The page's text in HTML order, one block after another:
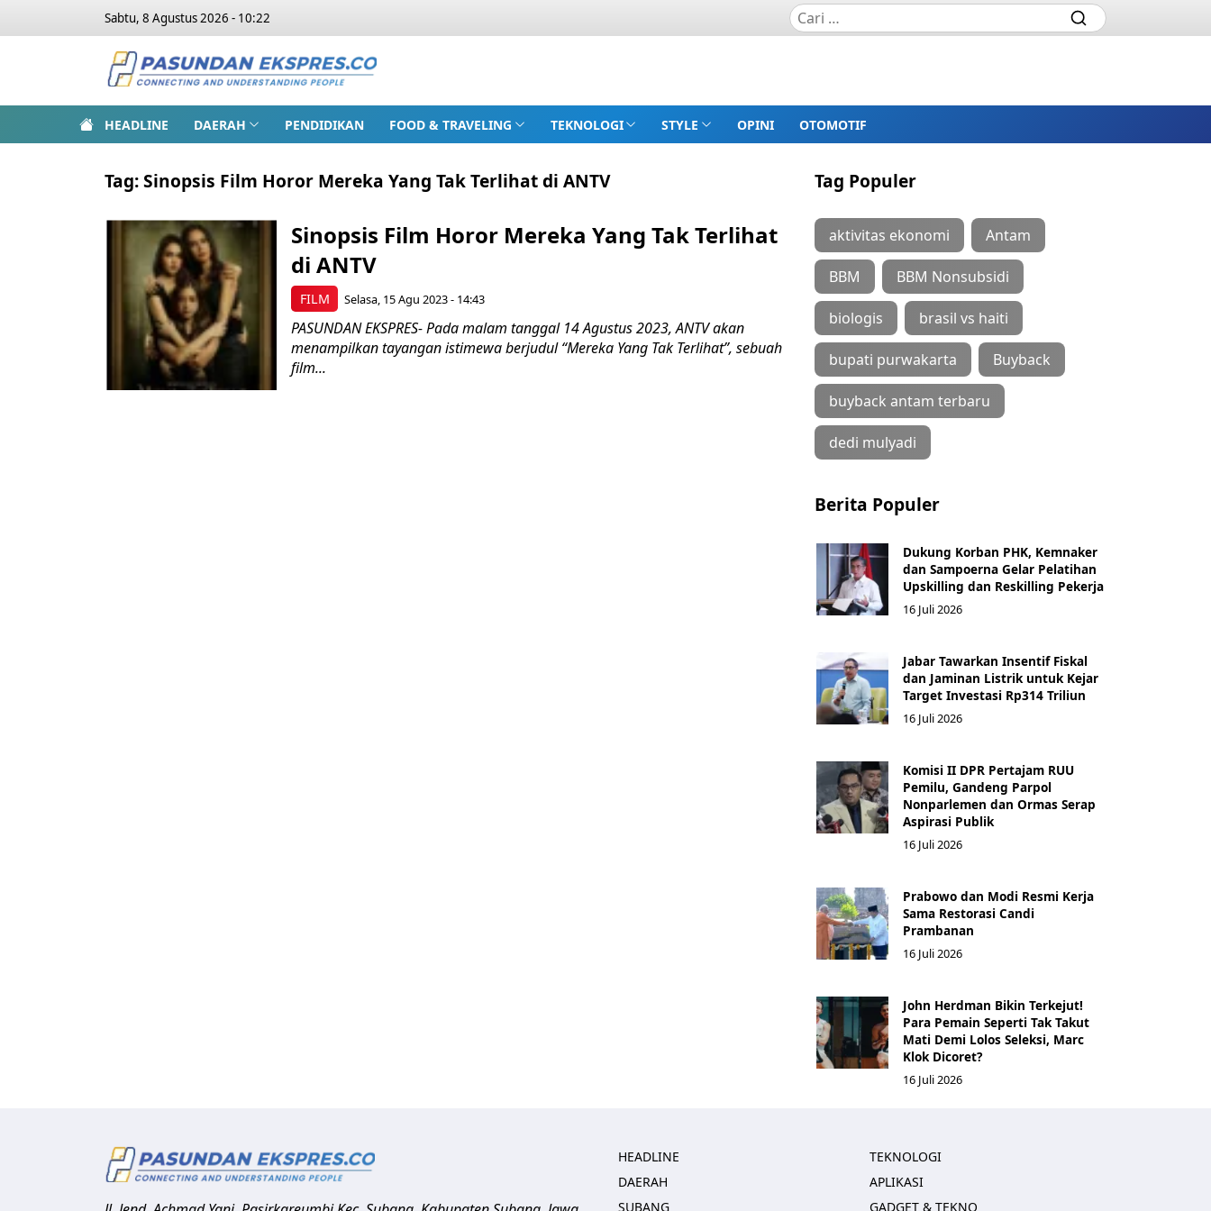
Sabtu, 8 Agustus 2026 - 10:22
HEADLINE DAERAH PENDIDIKAN FOOD & TRAVELING TEKNOLOGI STYLE OPINI OTOMOTIF
Tag:Sinopsis Film Horor Mereka Yang Tak Terlihat di ANTV
FILM
Sinopsis Film Horor Mereka Yang Tak Terlihat
di ANTV
Selasa, 15 Agu 2023 - 14:43
PASUNDAN EKSPRES- Pada malam tanggal 14 Agustus 2023, ANTV akan
menampilkan tayangan istimewa berjudul “Mereka Yang Tak Terlihat”, sebuah
film...
Tag Populer
aktivitas ekonomi Antam
BBM BBM Nonsubsidi
biologis brasil vs haiti
bupati purwakarta Buyback
buyback antam terbaru
dedi mulyadi
Berita Populer
Dukung Korban PHK, Kemnaker
dan Sampoerna Gelar Pelatihan
Upskilling dan Reskilling Pekerja
16 Juli 2026
Jabar Tawarkan Insentif Fiskal
dan Jaminan Listrik untuk Kejar
Target Investasi Rp314 Triliun
16 Juli 2026
Komisi II DPR Pertajam RUU
Pemilu, Gandeng Parpol
Nonparlemen dan Ormas Serap
Aspirasi Publik
16 Juli 2026
Prabowo dan Modi Resmi Kerja
Sama Restorasi Candi
Prambanan
16 Juli 2026
John Herdman Bikin Terkejut!
Para Pemain Seperti Tak Takut
Mati Demi Lolos Seleksi, Marc
Klok Dicoret?
16 Juli 2026
HEADLINE
DAERAH
SUBANG
TEKNOLOGI
APLIKASI
GADGET & TEKNO